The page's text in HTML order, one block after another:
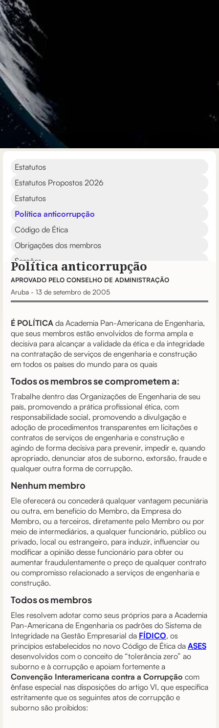
Estatutos
Estatutos Propostos 2026
Estatutos
Política anticorrupção
Código de Ética
Obrigações dos membros
Sessões
Nomeação de membros
Eleição de membros
Política anticorrupção
APROVADO PELO CONSELHO DE ADMINISTRAÇÃO
Aruba - 13 de setembro de 2005
É POLÍTICA da Academia Pan-Americana de Engenharia,
que seus membros estão envolvidos de forma ampla e
decisiva para alcançar a validade da ética e da integridade
na contratação de serviços de engenharia e construção
em todos os países do mundo para os quais
Todos os membros se comprometem a:
Trabalhe dentro das Organizações de Engenharia de seu
país, promovendo a prática profissional ética, com
responsabilidade social, promovendo a divulgação e
adoção de procedimentos transparentes em licitações e
contratos de serviços de engenharia e construção e
agindo de forma decisiva para prevenir, impedir e, quando
apropriado, denunciar atos de suborno, extorsão, fraude e
qualquer outra forma de corrupção.
Nenhum membro
Ele oferecerá ou concederá qualquer vantagem pecuniária
ou outra, em benefício do Membro, da Empresa do
Membro, ou a terceiros, diretamente pelo Membro ou por
meio de intermediários, a qualquer funcionário, público ou
privado, local ou estrangeiro, para induzir, influenciar ou
modificar a opinião desse funcionário para obter ou
aumentar fraudulentamente o preço de qualquer contrato
ou compromisso relacionado a serviços de engenharia e
construção.
Todos os membros
Eles resolvem adotar como seus próprios para a Academia
Pan-Americana de Engenharia os padrões do Sistema de
Integridade na Gestão Empresarial da FÍDICO, os
princípios estabelecidos no novo Código de Ética da ASES
desenvolvidos com o conceito de “tolerância zero” ao
suborno e à corrupção e apoiam fortemente a
Convenção Interamericana contra a Corrupção com
ênfase especial nas disposições do artigo VI, que especifica
estritamente que os seguintes atos de corrupção e
suborno são proibidos: